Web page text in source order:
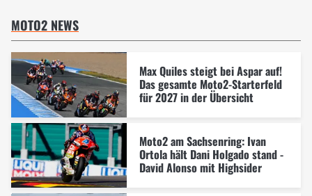
MOTO2 NEWS
Max Quiles steigt bei Aspar auf!
Das gesamte Moto2-Starterfeld
für 2027 in der Übersicht
Moto2 am Sachsenring: Ivan
Ortola hält Dani Holgado stand -
David Alonso mit Highsider